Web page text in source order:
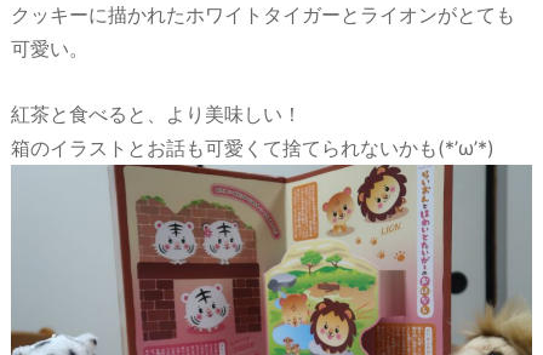
クッキーに描かれたホワイトタイガーとライオンがとても
可愛い。
紅茶と食べると、より美味しい！
箱のイラストとお話も可愛くて捨てられないかも(*’ω’*)